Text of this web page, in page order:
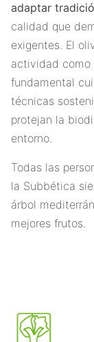
adaptar
calidad que
exigentes. El
actividad como
fundamental
técnicas
protejan la
entorno.
Todas las
la Subbética
árbol
mejores frutos.